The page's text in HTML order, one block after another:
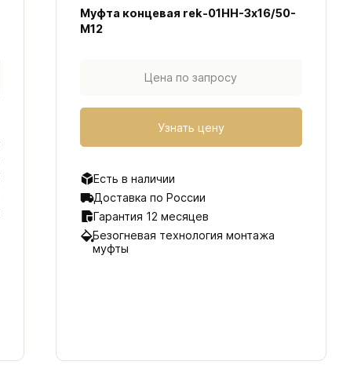
Муфта концевая rek-01HH-3х16/50-
M12
Цена по запросу
Узнать цену
Есть в наличии
Доставка по России
Гарантия 12 месяцев
Безогневая технология монтажа
муфты